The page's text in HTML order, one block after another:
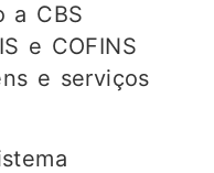
a CBS
e COFINS
e serviços